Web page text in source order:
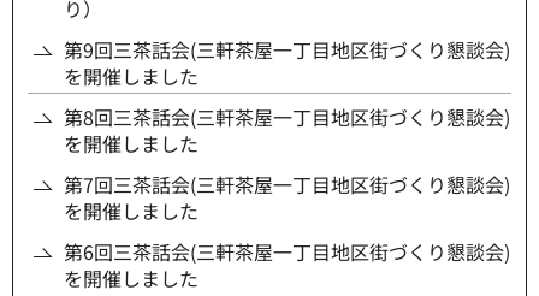
り）
第9回三茶話会(三軒茶屋一丁目地区街づくり懇談会)
を開催しました
第8回三茶話会(三軒茶屋一丁目地区街づくり懇談会)
を開催しました
第7回三茶話会(三軒茶屋一丁目地区街づくり懇談会)
を開催しました
第6回三茶話会(三軒茶屋一丁目地区街づくり懇談会)
を開催しました